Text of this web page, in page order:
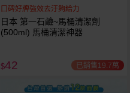
口碑好牌強效去汙夠給力
日本 第一石鹼~馬桶清潔劑
(500ml) 馬桶清潔神器
$42 已銷售19.7萬